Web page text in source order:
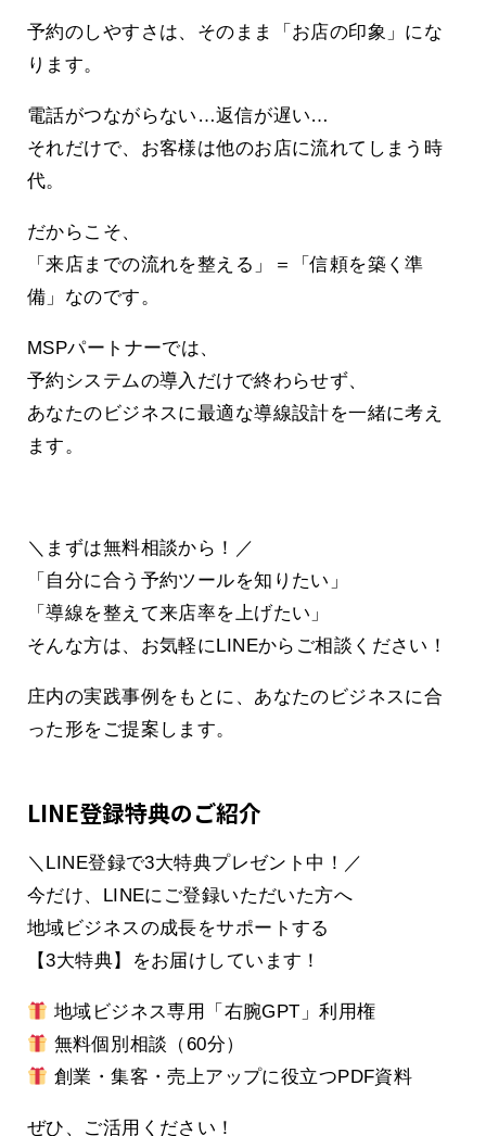
予約のしやすさは、そのまま「お店の印象」にな
ります。
電話がつながらない…返信が遅い…
それだけで、お客様は他のお店に流れてしまう時
代。
だからこそ、
「来店までの流れを整える」＝「信頼を築く準
備」なのです。
MSPパートナーでは、
予約システムの導入だけで終わらせず、
あなたのビジネスに最適な導線設計を一緒に考え
ます。
＼まずは無料相談から！／
「自分に合う予約ツールを知りたい」
「導線を整えて来店率を上げたい」
そんな方は、お気軽にLINEからご相談ください！
庄内の実践事例をもとに、あなたのビジネスに合
った形をご提案します。
LINE登録特典のご紹介
＼LINE登録で3大特典プレゼント中！／
今だけ、LINEにご登録いただいた方へ
地域ビジネスの成長をサポートする
【3大特典】をお届けしています！
地域ビジネス専用「右腕GPT」利用権
無料個別相談（60分）
創業・集客・売上アップに役立つPDF資料
ぜひ、ご活用ください！